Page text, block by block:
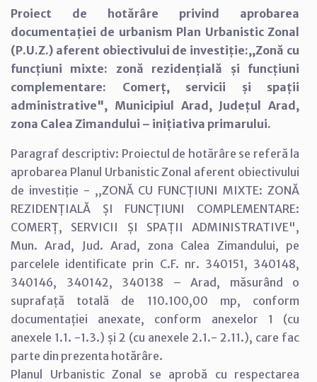
Proiect de hotărâre privind aprobarea
documentației de urbanism Plan Urbanistic Zonal
(P.U.Z.) aferent obiectivului de investiție:,,Zonă cu
funcțiuni mixte: zonă rezidențială și funcțiuni
complementare: Comerț, servicii și spații
administrative", Municipiul Arad, Județul Arad,
zona Calea Zimandului – inițiativa primarului.
Paragraf descriptiv: Proiectul de hotărâre se referă la
aprobarea Planul Urbanistic Zonal aferent obiectivului
de investiție - ,,ZONĂ CU FUNCȚIUNI MIXTE: ZONĂ
REZIDENȚIALĂ ȘI FUNCȚIUNI COMPLEMENTARE:
COMERȚ, SERVICII ȘI SPAȚII ADMINISTRATIVE",
Mun. Arad, Jud. Arad, zona Calea Zimandului, pe
parcelele identificate prin C.F. nr. 340151, 340148,
340146, 340142, 340138 – Arad, măsurând o
suprafață totală de 110.100,00 mp, conform
documentației anexate, conform anexelor 1 (cu
anexele 1.1. -1.3.) și 2 (cu anexele 2.1.- 2.11.), care fac
parte din prezenta hotărâre.
Planul Urbanistic Zonal se aprobă cu respectarea